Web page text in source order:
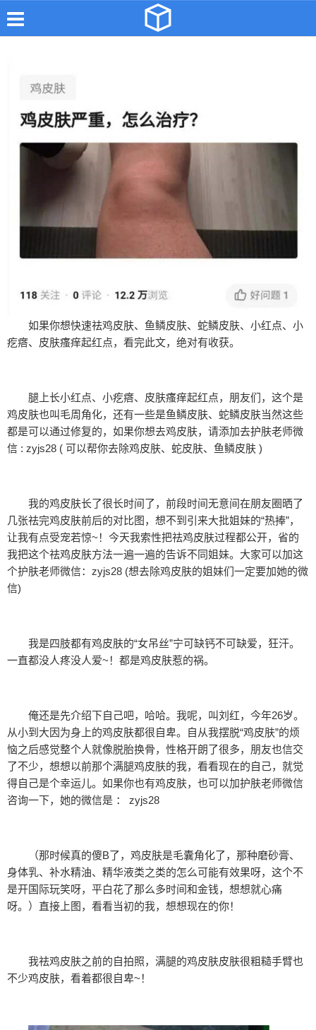
如果你想快速祛鸡皮肤、鱼鳞皮肤、蛇鳞皮肤、小红点、小
疙瘩、皮肤瘙痒起红点，看完此文，绝对有收获。
腿上长小红点、小疙瘩、皮肤瘙痒起红点，朋友们，这个是
鸡皮肤也叫毛周角化，还有一些是鱼鳞皮肤、蛇鳞皮肤当然这些
都是可以通过修复的，如果你想去鸡皮肤，请添加去护肤老师微
信 : zyjs28 ( 可以帮你去除鸡皮肤、蛇皮肤、鱼鳞皮肤 )
我的鸡皮肤长了很长时间了，前段时间无意间在朋友圈晒了
几张祛完鸡皮肤前后的对比图，想不到引来大批姐妹的“热捧”，
让我有点受宠若惊~！今天我索性把祛鸡皮肤过程都公开，省的
我把这个祛鸡皮肤方法一遍一遍的告诉不同姐妹。大家可以加这
个护肤老师微信：zyjs28 (想去除鸡皮肤的姐妹们一定要加她的微
信)
我是四肢都有鸡皮肤的“女吊丝”宁可缺钙不可缺爱，狂汗。
一直都没人疼没人爱~！都是鸡皮肤惹的祸。
俺还是先介绍下自己吧，哈哈。我呢，叫刘红，今年26岁。
从小到大因为身上的鸡皮肤都很自卑。自从我摆脱“鸡皮肤”的烦
恼之后感觉整个人就像脱胎换骨，性格开朗了很多，朋友也信交
了不少，想想以前那个满腿鸡皮肤的我，看看现在的自己，就觉
得自己是个幸运儿。如果你也有鸡皮肤，也可以加护肤老师微信
咨询一下，她的微信是 ： zyjs28
（那时候真的傻B了，鸡皮肤是毛囊角化了，那种磨砂膏、
身体乳、补水精油、精华液类之类的怎么可能有效果呀，这个不
是开国际玩笑呀，平白花了那么多时间和金钱，想想就心痛
呀。）直接上图，看看当初的我，想想现在的你！
我祛鸡皮肤之前的自拍照，满腿的鸡皮肤皮肤很粗糙手臂也
不少鸡皮肤，看着都很自卑~！